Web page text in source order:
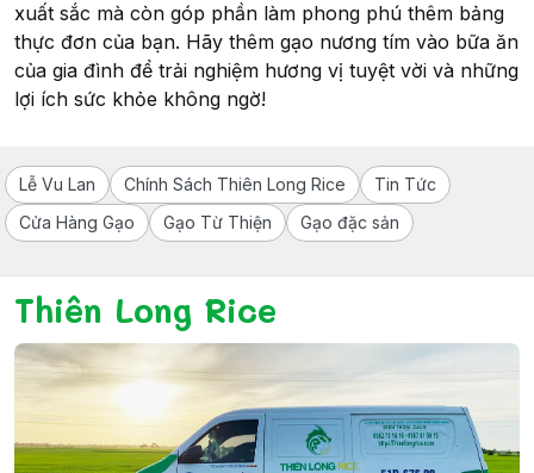
xuất sắc mà còn góp phần làm phong phú thêm bảng
thực đơn của bạn. Hãy thêm gạo nương tím vào bữa ăn
của gia đình để trải nghiệm hương vị tuyệt vời và những
lợi ích sức khỏe không ngờ!
Lễ Vu Lan Chính Sách Thiên Long Rice
Tin Tức
Cửa Hàng Gạo
Gạo Từ Thiện Gạo đặc sản
Thiên Long Rice